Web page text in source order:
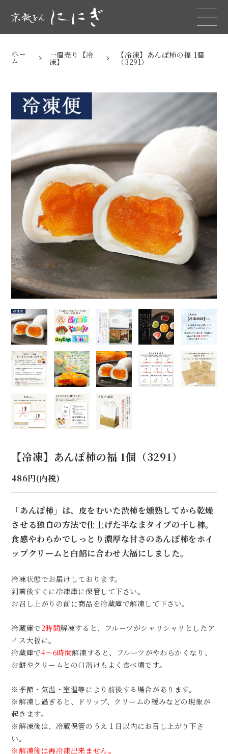
ホー
ム
一個売り【冷
凍】
【冷凍】あんぽ柿の福 1個
（3291）
【冷凍】あんぽ柿の福 1個（3291）
486円(内税)
「あんぽ柿」は、皮をむいた渋柿を燻熟してから乾燥
させる独自の方法で仕上げた半なまタイプの干し柿。
食感やわらかでしっとり濃厚な甘さのあんぽ柿をホイ
ップクリームと白餡に合わせ大福にしました。
冷凍状態でお届けしております。
到着後すぐに冷凍庫に保管して下さい。
お召し上がりの前に商品を冷蔵庫で解凍して下さい。
冷蔵庫で2時間解凍すると、フルーツがシャリシャリとしたア
イス大福に。
冷蔵庫で4～6時間解凍すると、フルーツがやわらかくなり、
お餅やクリームとの口溶けもよく食べ頃です。
※季節・気温・室温等により前後する場合があります。
※解凍し過ぎると、ドリップ、クリームの緩みなどの現象が
起きます。
※解凍後は、冷蔵保管のうえ１日以内にお召し上がり下さ
い。
※解凍後は再冷凍出来ません。